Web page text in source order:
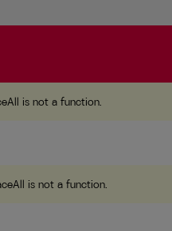
w.replaceAll is not a function
is not a function.
is not a function.